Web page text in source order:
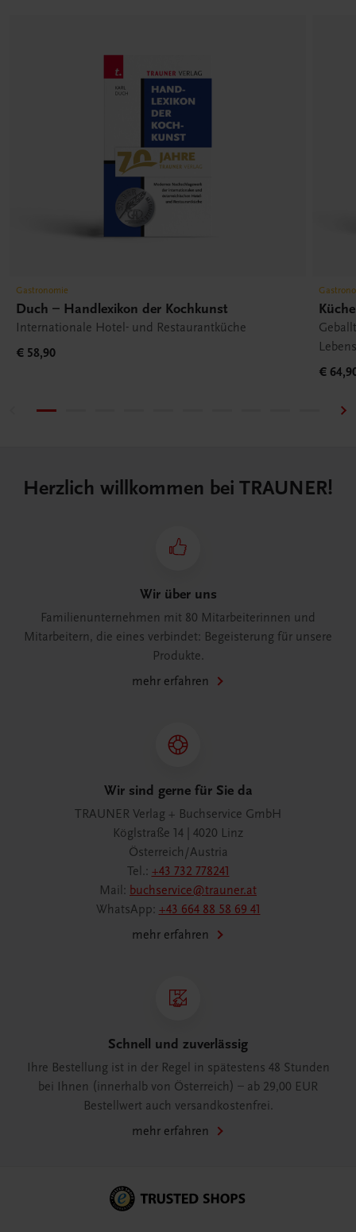
Gastronomie
Duch – Handlexikon der Kochkunst
Internationale Hotel- und Restaurantküche
€ 58,90
€
Herzlich willkommen bei TRAUNER!
Wir über uns
Familienunternehmen mit 80 Mitarbeiterinnen und
Mitarbeitern, die eines verbindet: Begeisterung für unsere
Produkte.
mehr erfahren
Wir sind gerne für Sie da
TRAUNER Verlag + Buchservice GmbH
Köglstraße 14 | 4020 Linz
Österreich/Austria
Tel.: +43 732 778241
Mail: buchservice@trauner.at
WhatsApp: +43 664 88 58 69 41
mehr erfahren
Schnell und zuverlässig
Ihre Bestellung ist in der Regel in spätestens 48 Stunden
bei Ihnen (innerhalb von Österreich) – ab 29,00 EUR
Bestellwert auch versandkostenfrei.
mehr erfahren